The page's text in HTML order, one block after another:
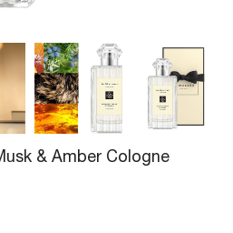
& Amber Cologne